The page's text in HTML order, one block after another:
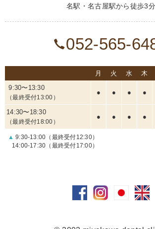
名駅・名古屋駅から徒歩3分
052-565-
月 火 水 木
9:30〜13:30
（最終受付13:00）
● ● ● ●
14:30〜18:30
（最終受付18:00）
● ● ● ●
▲ 9:30-13:00（最終受付12:30）
14:00-17:30（最終受付17:00）